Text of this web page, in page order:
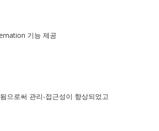
기능 제공
으로써 관리-접근성이 향상되었고